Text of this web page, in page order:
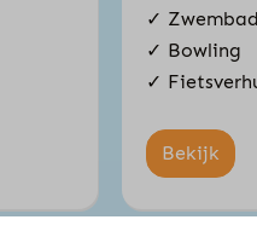
✓ Zwembad
✓ Bowling
✓
Bekijk